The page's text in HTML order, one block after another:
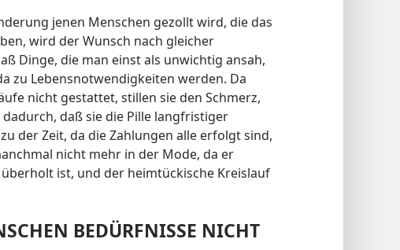
jenen Menschen gezollt wird, die das
wird der Wunsch nach gleicher
Dinge, die man einst als unwichtig ansah,
zu Lebensnotwendigkeiten werden. Da
nicht gestattet, stillen sie den Schmerz,
daß sie die Pille langfristiger
der Zeit, da die Zahlungen alle erfolgt sind,
nicht mehr in der Mode, da er
ist, und der heimtückische Kreislauf
BEDÜRFNISSE NICHT